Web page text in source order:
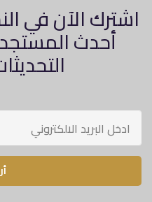
اشترك الآن في
أحدث